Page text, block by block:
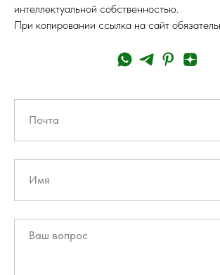
интеллектуальной собственностью.
При копировании ссылка на сайт